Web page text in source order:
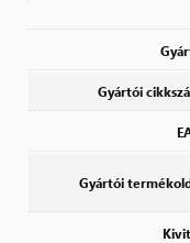
Gyártói
Gyártói